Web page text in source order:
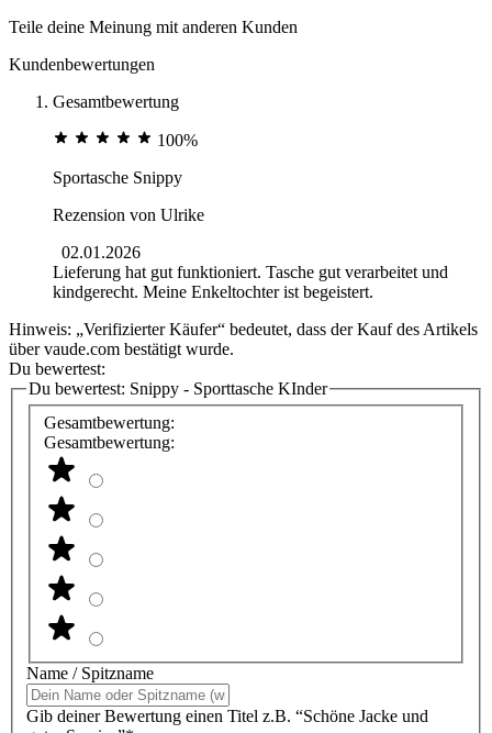
Teile deine Meinung mit anderen Kunden
Kundenbewertungen
Gesamtbewertung
100%
Sportasche Snippy
Rezension von Ulrike
02.01.2026
Lieferung hat gut funktioniert. Tasche gut verarbeitet und
kindgerecht. Meine Enkeltochter ist begeistert.
Hinweis: „Verifizierter Käufer“ bedeutet, dass der Kauf des Artikels
über vaude.com bestätigt wurde.
Du bewertest:
Du bewertest: Snippy - Sporttasche KInder
Gesamtbewertung:
Gesamtbewertung:
Name / Spitzname
Gib deiner Bewertung einen Titel z.B. “Schöne Jacke und